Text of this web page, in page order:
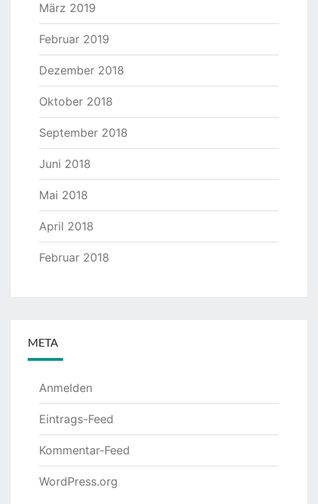
März 2019
Februar 2019
Dezember 2018
Oktober 2018
September 2018
Juni 2018
Mai 2018
April 2018
Februar 2018
META
Anmelden
Eintrags-Feed
Kommentar-Feed
WordPress.org